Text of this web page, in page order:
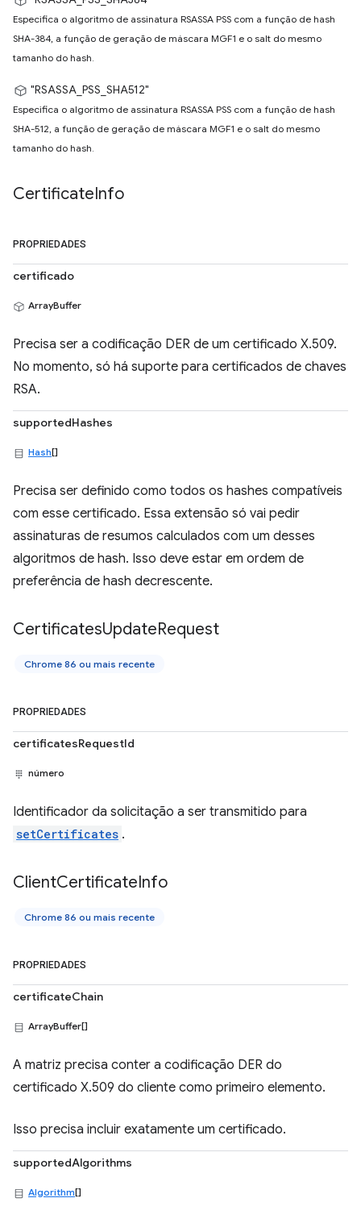
Especifica o algoritmo de assinatura RSASSA PSS com a função de hash
SHA-384, a função de geração de máscara MGF1 e o salt do mesmo
tamanho do hash.
"RSASSA_PSS_SHA512"
Especifica o algoritmo de assinatura RSASSA PSS com a função de hash
SHA-512, a função de geração de máscara MGF1 e o salt do mesmo
tamanho do hash.
CertificateInfo
PROPRIEDADES
certificado
ArrayBuffer
Precisa ser a codificação DER de um certificado X.509.
No momento, só há suporte para certificados de chaves
RSA.
supportedHashes
Hash[]
Precisa ser definido como todos os hashes compatíveis
com esse certificado. Essa extensão só vai pedir
assinaturas de resumos calculados com um desses
algoritmos de hash. Isso deve estar em ordem de
preferência de hash decrescente.
CertificatesUpdateRequest
Chrome 86 ou mais recente
PROPRIEDADES
certificatesRequestId
número
Identificador da solicitação a ser transmitido para
setCertificates .
ClientCertificateInfo
Chrome 86 ou mais recente
PROPRIEDADES
certificateChain
ArrayBuffer[]
A matriz precisa conter a codificação DER do
certificado X.509 do cliente como primeiro elemento.
Isso precisa incluir exatamente um certificado.
supportedAlgorithms
Algorithm[]